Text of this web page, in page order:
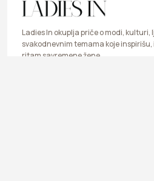
Ladies In okuplja priče o modi, kulturi,
svakodnevnim temama koje
ritam savremene žene.